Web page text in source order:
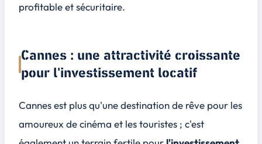
profitable et sécuritaire.
Cannes : une attractivité croissante
pour l'investissement locatif
Cannesest plus qu'une destination de rêve pour les
amoureux de cinéma et les touristes ; c'est